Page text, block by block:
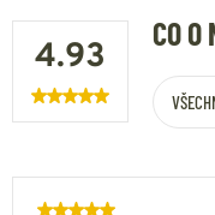
4.93
CO